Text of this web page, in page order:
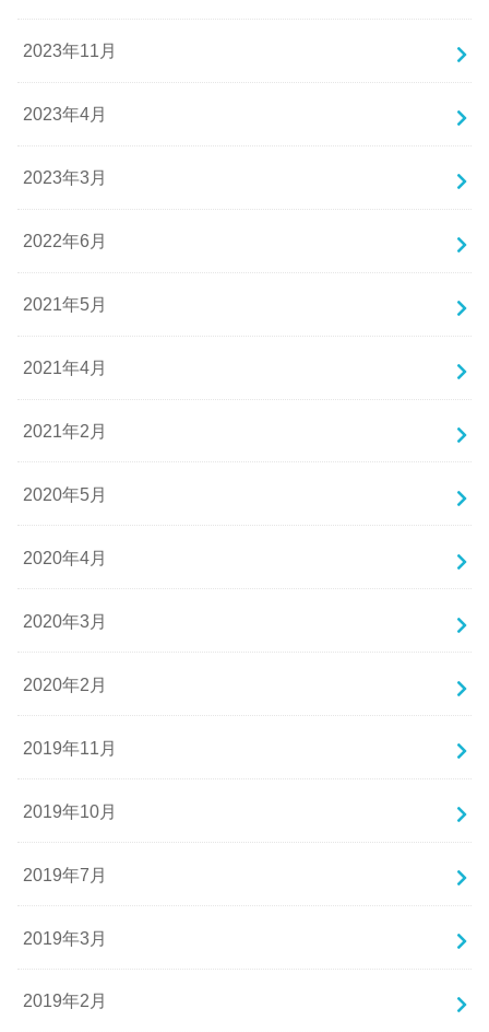
2023年11月
2023年4月
2023年3月
2022年6月
2021年5月
2021年4月
2021年2月
2020年5月
2020年4月
2020年3月
2020年2月
2019年11月
2019年10月
2019年7月
2019年3月
2019年2月